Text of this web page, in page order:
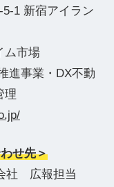
1 新宿アイラン
ム市場
進事業・DX不動
理
せ先＞
社 広報担当